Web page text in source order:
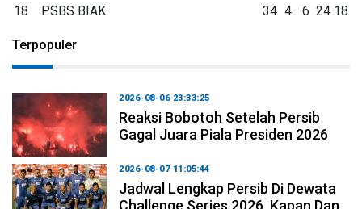
18
PSBS BIAK 34 4 6 24 18
Terpopuler
2026-08-06 23:33:25
Reaksi Bobotoh Setelah Persib
Gagal Juara Piala Presiden 2026
2026-08-07 11:05:44
Jadwal Lengkap Persib Di Dewata
Challenge Series 2026, Kapan Dan